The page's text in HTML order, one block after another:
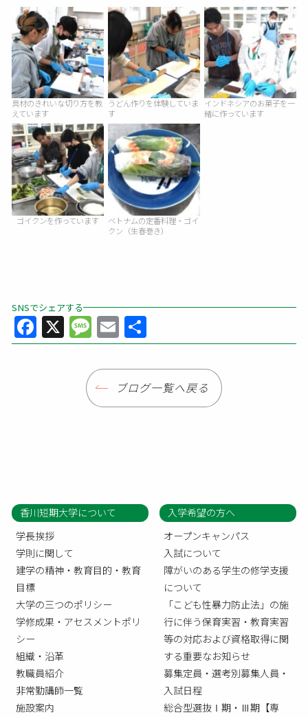
具材のきれいな切り方を教
えています
うどん作りを体験していま
す
インドネシアのお菓子を一
緒に作っています
ゴイクンを作っています
ベトナムの定番料理・ゴイ
クン（生春巻き）
SNSでシェアする
Facebook
X Message
Email
有
ブログ一覧へ戻る
香川短期大学について
学長挨拶
学則に関して
建学の精神・教育目的・教育
目標
大学の三つのポリシー
学修成果・アセスメントポリ
シー
組織・沿革
教職員紹介
非常勤講師一覧
施設案内
入学希望の方へ
オープンキャンパス
入試について
障がいのある学生の修学支援
について
「こども性暴力防止法」の施
行に伴う保育実習・教育実習
等の対応および資格取得に関
する重要なお知らせ
募集定員・選考別募集人員・
入試日程
総合型選抜Ⅰ期・Ⅲ期【専